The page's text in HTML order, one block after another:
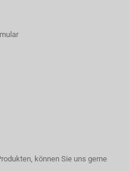
können Sie uns gerne